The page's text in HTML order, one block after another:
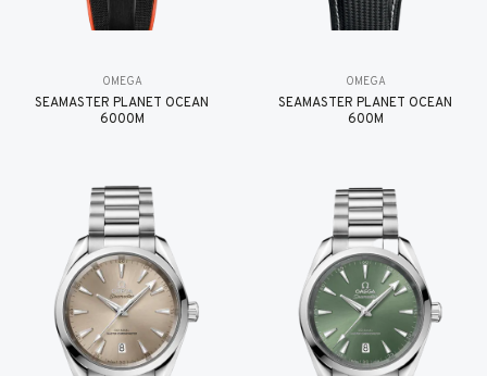
OMEGA
SEAMASTER PLANET OCEAN
6000M
OMEGA
SEAMASTER PLANET OCEAN
600M